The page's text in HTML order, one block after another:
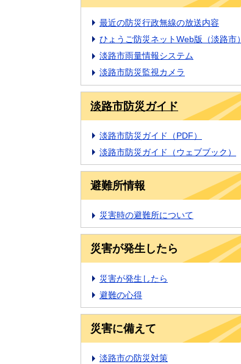
最近の防災行政無線の放送内容
ひょうご防災ネットWeb版（淡路市）
淡路市雨量情報システム
淡路市防災監視カメラ
淡路市防災ガイド
淡路市防災ガイド（PDF）
淡路市防災ガイド（ウェブブック）
避難所情報
災害時の避難所について
災害が発生したら
災害が発生したら
避難の心得
災害に備えて
淡路市の防災対策